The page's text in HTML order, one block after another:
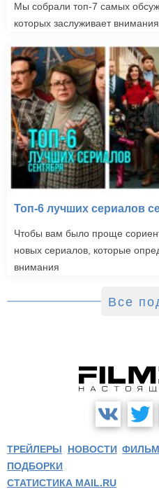
Мы собрали топ-7 самых
которых заслуживает внимания
Топ-6 лучших сериалов
Чтобы вам было проще
новых сериалов, которые
внимания
Все
ТРЕЙЛЕРЫ НОВОСТИ
ПОДБОРКИ
СТАТИСТИКА MAIL.RU